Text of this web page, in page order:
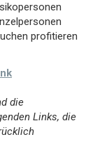
profitieren
die
Links, die